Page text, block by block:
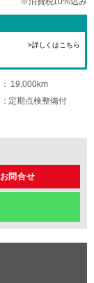
>詳しくはこちら
19,000km
定期点検整備付
お問合せ